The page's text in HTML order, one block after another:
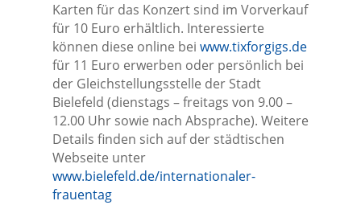
Karten für das Konzert sind im Vorverkauf
für 10 Euro erhältlich. Interessierte
können diese online bei www.tixforgigs.de
für 11 Euro erwerben oder persönlich bei
der Gleichstellungsstelle der Stadt
Bielefeld (dienstags – freitags von 9.00 –
12.00 Uhr sowie nach Absprache). Weitere
Details finden sich auf der städtischen
Webseite unter
www.bielefeld.de/internationaler-
frauentag